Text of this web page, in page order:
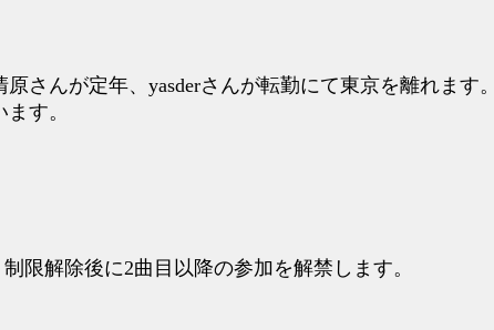
さんが定年、yasderさんが転勤にて東京を離れます
す。
限解除後に2曲目以降の参加を解禁します。